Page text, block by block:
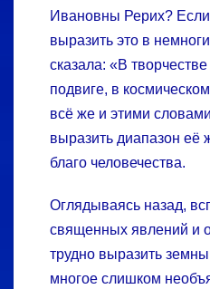
Ивановны Рерих?
выразить это в
сказала: «В
подвиге, в
всё же и этими
выразить диапазон её
благо человечества.
Оглядываясь назад,
священных явлений и
трудно выразить
многое слишком